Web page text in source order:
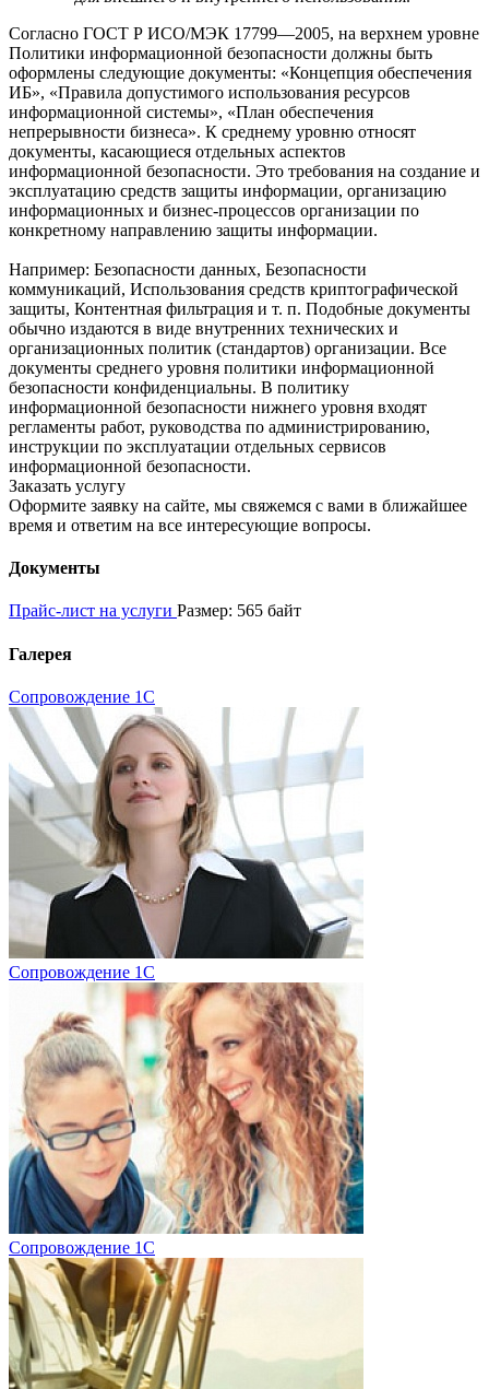
Согласно ГОСТ Р ИСО/МЭК 17799—2005, на верхнем уровне
Политики информационной безопасности должны быть
оформлены следующие документы: «Концепция обеспечения
ИБ», «Правила допустимого использования ресурсов
информационной системы», «План обеспечения
непрерывности бизнеса». К среднему уровню относят
документы, касающиеся отдельных аспектов
информационной безопасности. Это требования на создание и
эксплуатацию средств защиты информации, организацию
информационных и бизнес-процессов организации по
конкретному направлению защиты информации.
Например: Безопасности данных, Безопасности
коммуникаций, Использования средств криптографической
защиты, Контентная фильтрация и т. п. Подобные документы
обычно издаются в виде внутренних технических и
организационных политик (стандартов) организации. Все
документы среднего уровня политики информационной
безопасности конфиденциальны. В политику
информационной безопасности нижнего уровня входят
регламенты работ, руководства по администрированию,
инструкции по эксплуатации отдельных сервисов
информационной безопасности.
Заказать услугу
Оформите заявку на сайте, мы свяжемся с вами в ближайшее
время и ответим на все интересующие вопросы.
Документы
Прайс-лист на услуги Размер: 565 байт
Галерея
Сопровождение 1С
Сопровождение 1С
Сопровождение 1С